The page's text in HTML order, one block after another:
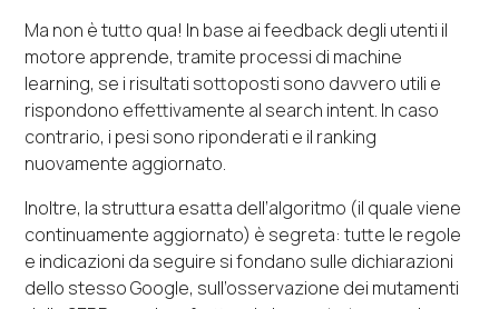
Ma non è tutto qua! In base ai feedback degli utenti il
motore apprende, tramite processi di machine
learning, se i risultati sottoposti sono davvero utili e
rispondono effettivamente al search intent. In caso
contrario, i pesi sono riponderati e il ranking
nuovamente aggiornato.
Inoltre, la struttura esatta dell’algoritmo (il quale viene
continuamente aggiornato) è segreta: tutte le regole
e indicazioni da seguire si fondano sulle dichiarazioni
dello stesso Google, sull’osservazione dei mutamenti